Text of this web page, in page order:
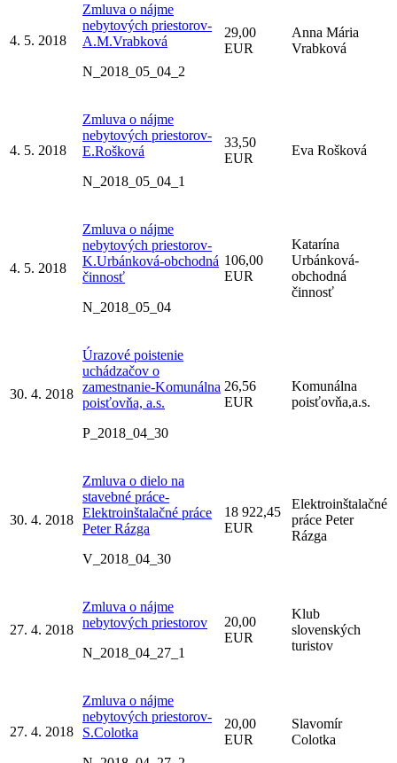
4. 5. 2018
Zmluva o nájme
nebytových priestorov-
A.M.Vrabková
N_2018_05_04_2
29,00
EUR
Anna Mária
Vrabková
4. 5. 2018
Zmluva o nájme
nebytových priestorov-
E.Rošková
N_2018_05_04_1
33,50
EUR
Eva Rošková
4. 5. 2018
Zmluva o nájme
nebytových priestorov-
K.Urbánková-obchodná
činnosť
N_2018_05_04
106,00
EUR
Katarína
Urbánková-
obchodná
činnosť
30. 4. 2018
Úrazové poistenie
uchádzačov o
zamestnanie-Komunálna
poisťovňa, a.s.
P_2018_04_30
26,56
EUR
Komunálna
poisťovňa,a.s.
30. 4. 2018
Zmluva o dielo na
stavebné práce-
Elektroinštalačné práce
Peter Rázga
V_2018_04_30
18 922,45
EUR
Elektroinštalačné
práce Peter
Rázga
27. 4. 2018
Zmluva o nájme
nebytových priestorov
N_2018_04_27_1
20,00
EUR
Klub
slovenských
turistov
27. 4. 2018
Zmluva o nájme
nebytových priestorov-
S.Colotka
20,00
EUR
Slavomír
Colotka